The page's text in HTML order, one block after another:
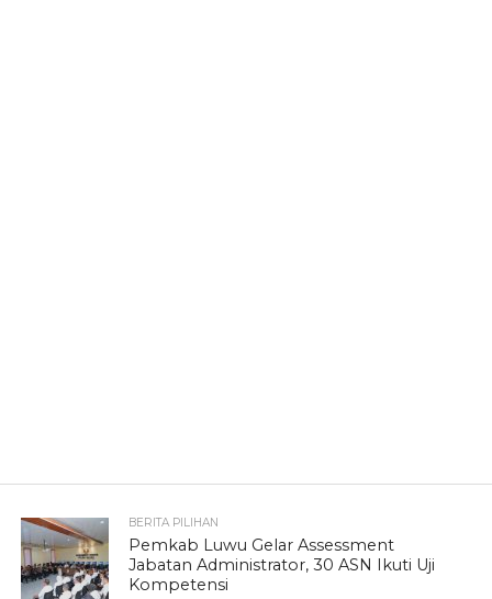
BERITA PILIHAN
Pemkab Luwu Gelar Assessment
Jabatan Administrator, 30 ASN Ikuti Uji
Kompetensi